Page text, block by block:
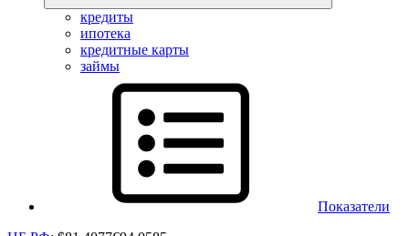
кредиты
ипотека
кредитные карты
займы
Показатели